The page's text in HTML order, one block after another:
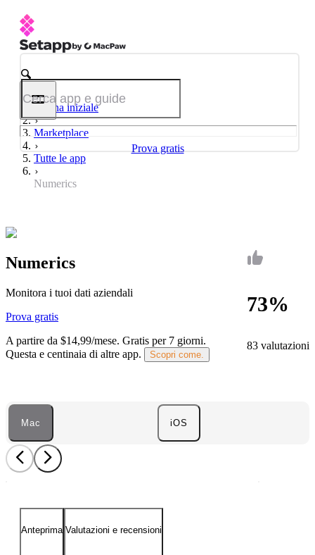
Prova gratis
Pagina iniziale
Marketplace
Tutte le app
Numerics
73%
83 valutazioni
Numerics
Monitora i tuoi dati aziendali
Prova gratis
A partire da $14,99/mese. Gratis per 7 giorni.
Questa e centinaia di altre app.
Scopri come.
Mac iOS
Anteprima Valutazioni e recensioni